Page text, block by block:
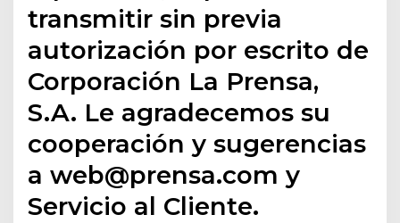
transmitir sin previa
autorización por escrito de
Corporación La Prensa,
S.A. Le agradecemos su
cooperación y sugerencias
a web@prensa.com y
Servicio al Cliente.